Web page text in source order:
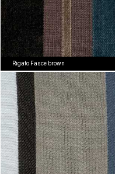
Rigato Fasce brown